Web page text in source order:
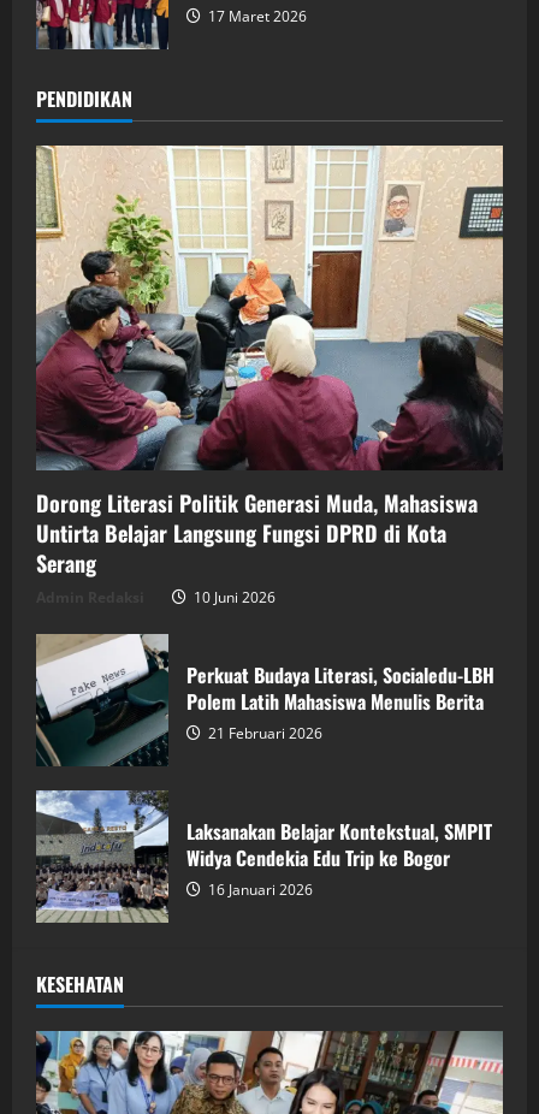
17 Maret 2026
PENDIDIKAN
Dorong Literasi Politik Generasi Muda, Mahasiswa
Untirta Belajar Langsung Fungsi DPRD di Kota
Serang
10 Juni 2026
Perkuat Budaya Literasi, Socialedu-LBH
Polem Latih Mahasiswa Menulis Berita
21 Februari 2026
Laksanakan Belajar Kontekstual, SMPIT
Widya Cendekia Edu Trip ke Bogor
16 Januari 2026
KESEHATAN